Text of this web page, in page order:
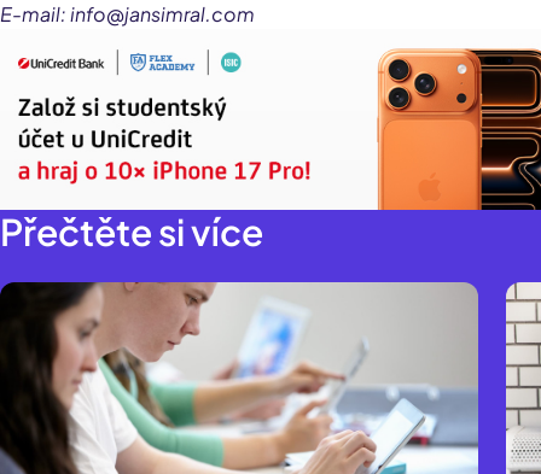
E-mail: info@jansimral.com
Přečtěte si více